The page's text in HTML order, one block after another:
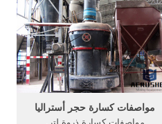
200 [الحصول على السعر] كسارة
الحجر 200 - luddyandassociatorg.
مواصفات كسارة حجر أستراليا